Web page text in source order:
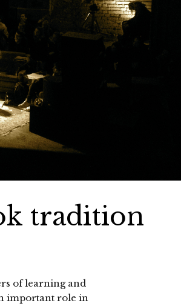
tradition
of learning and
important role in